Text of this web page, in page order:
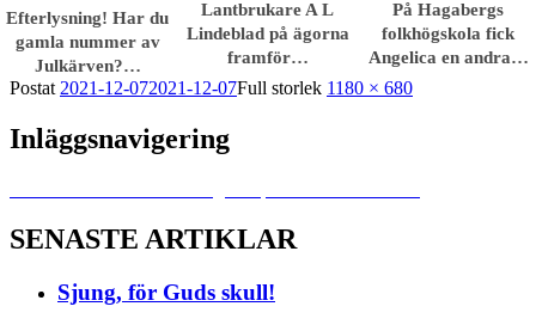
Efterlysning! Har du
gamla nummer av
Julkärven?…
Lantbrukare A L
Lindeblad på ägorna
framför…
På Hagabergs
folkhögskola fick
Angelica en andra…
Postat 2021-12-072021-12-07Full storlek 1180 × 680
Inläggsnavigering
SENASTE ARTIKLAR
Sjung, för Guds skull!